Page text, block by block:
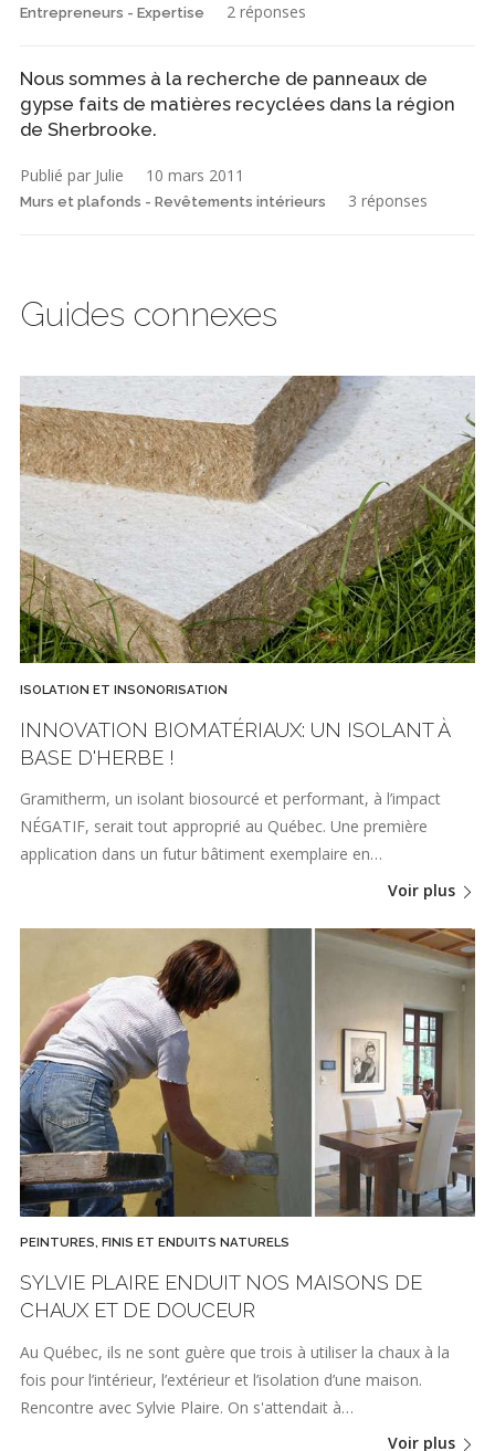
Entrepreneurs - Expertise 2 réponses
Nous sommes à la recherche de panneaux de
gypse faits de matières recyclées dans la région
de Sherbrooke.
Publié par Julie 10 mars 2011
Murs et plafonds - Revêtements intérieurs 3 réponses
Guides connexes
ISOLATION ET INSONORISATION
INNOVATION BIOMATÉRIAUX: UN ISOLANT À
BASE D'HERBE !
Gramitherm, un isolant biosourcé et performant, à l’impact
NÉGATIF, serait tout approprié au Québec. Une première
application dans un futur bâtiment exemplaire en…
Voir plus
PEINTURES, FINIS ET ENDUITS NATURELS
SYLVIE PLAIRE ENDUIT NOS MAISONS DE
CHAUX ET DE DOUCEUR
Au Québec, ils ne sont guère que trois à utiliser la chaux à la
fois pour l’intérieur, l’extérieur et l’isolation d’une maison.
Rencontre avec Sylvie Plaire. On s'attendait à…
Voir plus